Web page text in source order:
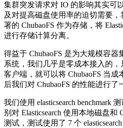
集群突发请求对 IO 的影响其实可
及对提高磁盘使用率的迫切需要
署的 ChubaoFS 作为存储，将
进行存储计算分离。
得益于 ChubaoFS 是为大规模容
系统，我们几乎是零成本接入的
客户端，就可以将 ChubaoFS 当
后我们对 ChubaoFS 的性能进行了
我们使用 elasticsearch benchmark
别对 Elasticsearch 使用本地磁盘和
测试，测试使用了 7 个